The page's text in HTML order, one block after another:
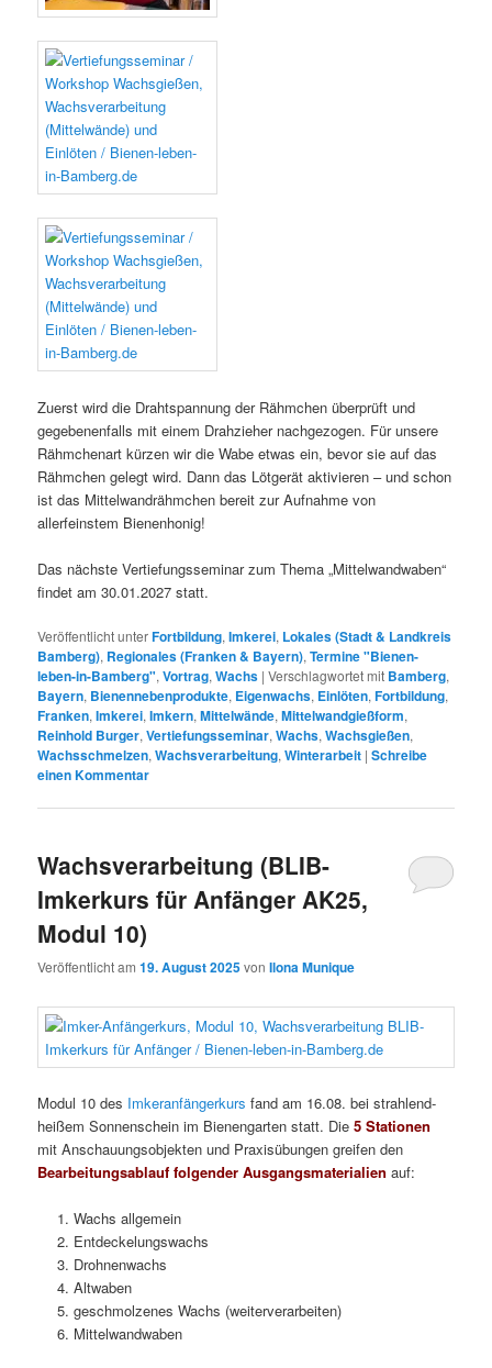
Zuerst wird die Drahtspannung der Rähmchen überprüft und
gegebenenfalls mit einem Drahzieher nachgezogen. Für unsere
Rähmchenart kürzen wir die Wabe etwas ein, bevor sie auf das
Rähmchen gelegt wird. Dann das Lötgerät aktivieren – und schon
ist das Mittelwandrähmchen bereit zur Aufnahme von
allerfeinstem Bienenhonig!
Das nächste Vertiefungsseminar zum Thema „Mittelwandwaben“
findet am 30.01.2027 statt.
Veröffentlicht unterFortbildung,Imkerei, Lokales (Stadt & Landkreis
Bamberg), Regionales (Franken & Bayern),Termine "Bienen-
leben-in-Bamberg",Vortrag,Wachs |Verschlagwortet mit Bamberg,
Bayern, Bienennebenprodukte, Eigenwachs, Einlöten,Fortbildung,
Franken,Imkerei,Imkern,Mittelwände,Mittelwandgießform,
Reinhold Burger,Vertiefungsseminar,Wachs,Wachsgießen,
Wachsschmelzen,Wachsverarbeitung,Winterarbeit |Schreibe
einen Kommentar
Wachsverarbeitung (BLIB-
Imkerkurs für Anfänger AK25,
Modul 10)
Veröffentlicht am19. August 2025vonIlona Munique
Modul 10 des Imkeranfängerkurs fand am 16.08. bei strahlend-
heißem Sonnenschein im Bienengarten statt. Die5 Stationen
mit Anschauungsobjekten und Praxisübungen greifen den
Bearbeitungsablauf folgender Ausgangsmaterialienauf:
Wachs allgemein
Entdeckelungswachs
Drohnenwachs
Altwaben
geschmolzenes Wachs (weiterverarbeiten)
Mittelwandwaben